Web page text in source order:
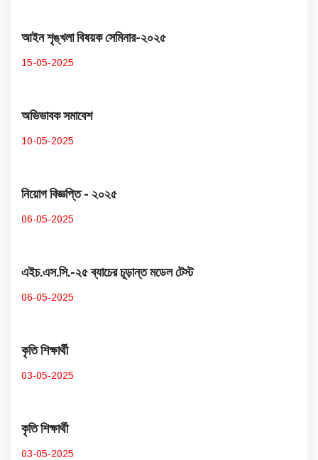
আইন শৃঙ্খলা বিষয়ক সেমিনার-২০২৫
15-05-2025
অভিভাবক সমাবেশ
10-05-2025
নিয়োগ বিজ্ঞপ্তি - ২০২৫
06-05-2025
এইচ.এস.সি.-২৫ ব্যাচের চূড়ান্ত মডেল টেস্ট
06-05-2025
কৃতি শিক্ষার্থী
03-05-2025
কৃতি শিক্ষার্থী
03-05-2025